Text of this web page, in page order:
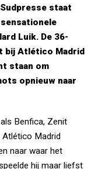
staat
Luik. De 36-
bij Atlético Madrid
staan om
opnieuw naar
Benfica, Zenit
Atlético Madrid
naar waar het
hij maar liefst